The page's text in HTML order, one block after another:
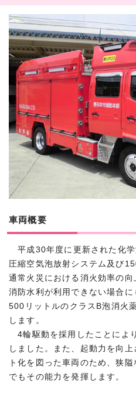
車両概要
平成30年度に更新された化
圧縮空気泡放射システム及び
通常火災における消火効率の
消防水利が利用できない場合に
500リットルのクラスB泡消火
します。
4輪駆動を採用したことによ
しました。また、起動力を向
ト化を図った車両のため、狭
でもその能力を発揮します。